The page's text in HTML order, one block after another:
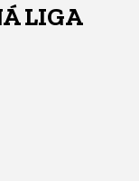
LIGA